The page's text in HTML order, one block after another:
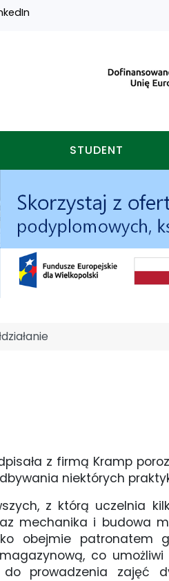
w koninie
STUDENT
z firmą Kramp
niektórych
z którą uczelnia
mechanika i budowa
obejmie
co
prowadzenia zajęć